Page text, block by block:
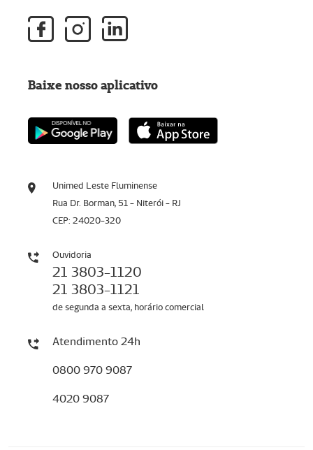
Unimed Leste Fluminense
Rua Dr. Borman, 51 - Niterói - RJ
CEP: 24020-320
Ouvidoria
21 3803-1120
21 3803-1121
de segunda a sexta, horário comercial
Atendimento 24h
0800 970 9087
4020 9087
Baixe nosso aplicativo